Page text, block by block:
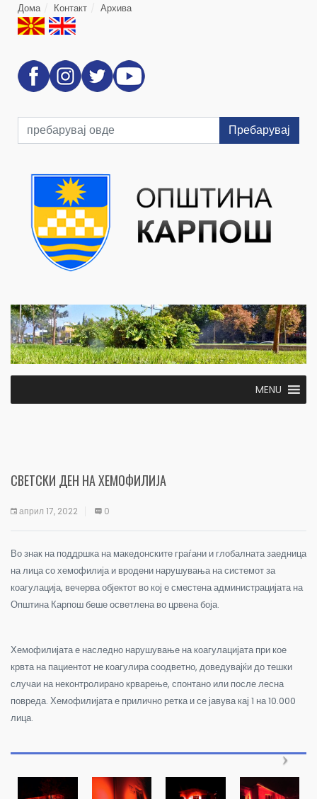
Дома Контакт Архива
Пребарувај
MENU
СВЕТСКИ ДЕН НА ХЕМОФИЛИЈА
април 17, 2022 0
Во знак на поддршка на македонските граѓани и глобалната заедница
на лица со хемофилија и вродени нарушувања на системот за
коагулација, вечерва објектот во кој е сместена администрацијата на
Општина Карпош беше осветлена во црвена боја.
Хемофилијата е наследно нарушување на коагулацијата при кое
крвта на пациентот не коагулира соодветно, доведувајќи до тешки
случаи на неконтролирано крварење, спонтано или после лесна
повреда. Хемофилијата е прилично ретка и се јавува кај 1 на 10.000
лица.